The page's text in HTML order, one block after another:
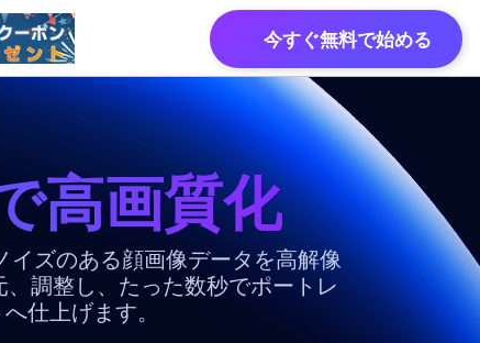
加工
写真
今すぐ無料で始める
高画質化
ズのある顔画像データを高解像
調整し、たった数秒でポートレ
仕上げます。